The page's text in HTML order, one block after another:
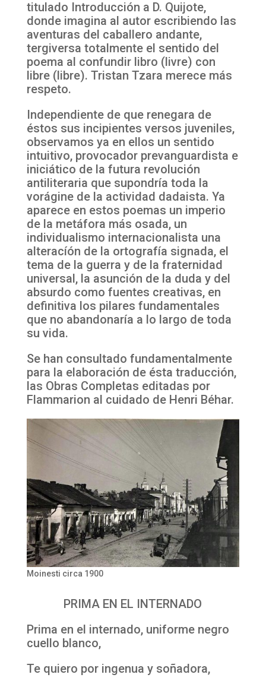
titulado Introducción a D. Quijote,
donde imagina al autor escribiendo las
aventuras del caballero andante,
tergiversa totalmente el sentido del
poema al confundir libro (livre) con
libre (libre). Tristan Tzara merece más
respeto.
Independiente de que renegara de
éstos sus incipientes versos juveniles,
observamos ya en ellos un sentido
intuitivo, provocador prevanguardista e
iniciático de la futura revolución
antiliteraria que supondría toda la
vorágine de la actividad dadaista. Ya
aparece en estos poemas un imperio
de la metáfora más osada, un
individualismo internacionalista una
alteracíón de la ortografía signada, el
tema de la guerra y de la fraternidad
universal, la asunción de la duda y del
absurdo como fuentes creativas, en
definitiva los pilares fundamentales
que no abandonaría a lo largo de toda
su vida.
Se han consultado fundamentalmente
para la elaboración de ésta traducción,
las Obras Completas editadas por
Flammarion al cuidado de Henri Béhar.
Moinesti circa 1900
PRIMA EN EL INTERNADO
Prima en el internado, uniforme negro
cuello blanco,
Te quiero por ingenua y soñadora,